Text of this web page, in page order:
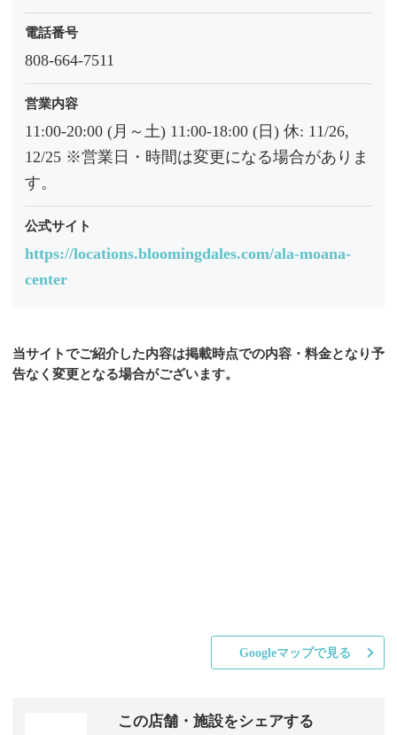
電話番号
808-664-7511
営業内容
11:00-20:00 (月～土) 11:00-18:00 (日) 休: 11/26,
12/25 ※営業日・時間は変更になる場合がありま
す。
公式サイト
https://locations.bloomingdales.com/ala-moana-
center
当サイトでご紹介した内容は掲載時点での内容・料金となり予
告なく変更となる場合がございます。
Googleマップで見る
この店舗・施設をシェアする